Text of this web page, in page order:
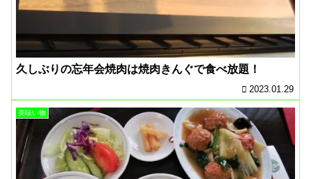
久しぶりの忘年会焼肉は焼肉きんぐで食べ放題！
2023.01.29
美味い物